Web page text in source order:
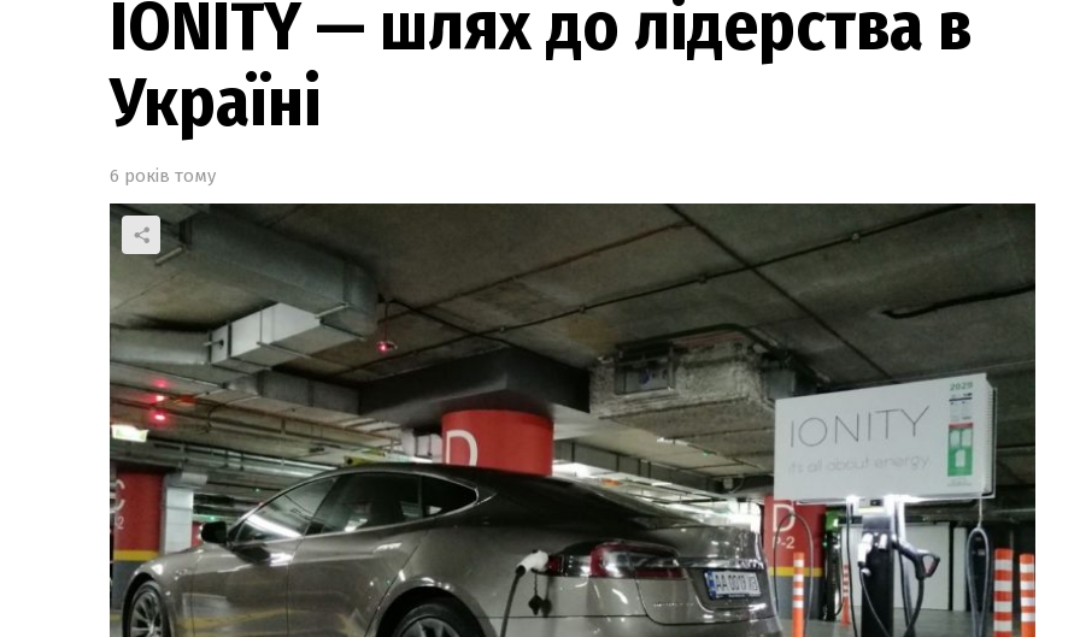
IONITY — шлях до лідерства в
Україні
6 років тому